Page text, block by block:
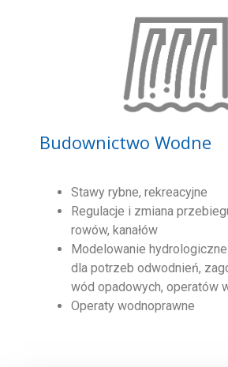
Budownictwo Wodne
Stawy rybne, rekreacyjne
Regulacje i zmiana
rowów, kanałów
Modelowanie
dla potrzeb odwodnień,
wód opadowych, operatów
Operaty wodnoprawne